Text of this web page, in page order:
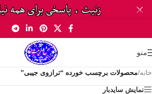
Skip to navigation
منو
خانه/محصولات برچسب خورده “ترازوی جیبی”
نمایش سایدبار